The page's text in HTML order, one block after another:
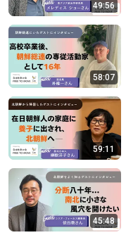
49:56
58:07
59:11
45:48